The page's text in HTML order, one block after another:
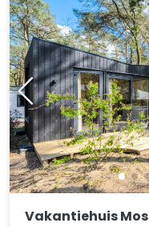
Vakantiehuis Mos